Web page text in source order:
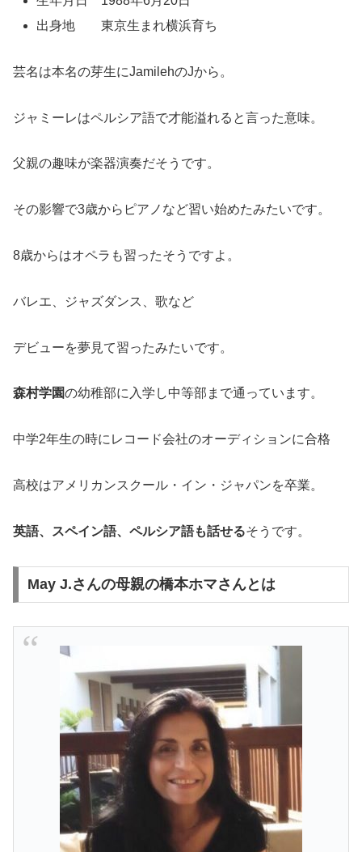
出身地 東京生まれ横浜育ち
芸名は本名の芽生にJamilehのJから。
ジャミーレはペルシア語で才能溢れると言った意味。
父親の趣味が楽器演奏だそうです。
その影響で3歳からピアノなど習い始めたみたいです。
8歳からはオペラも習ったそうですよ。
バレエ、ジャズダンス、歌など
デビューを夢見て習ったみたいです。
森村学園の幼稚部に入学し中等部まで通っています。
中学2年生の時にレコード会社のオーディションに合格
高校はアメリカンスクール・イン・ジャパンを卒業。
英語、スペイン語、ペルシア語も話せるそうです。
May J.さんの母親の橋本ホマさんとは